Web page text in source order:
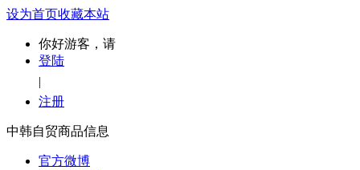
设为首页收藏本站
你好游客，请
登陆
|
注册
中韩自贸商品信息
官方微博